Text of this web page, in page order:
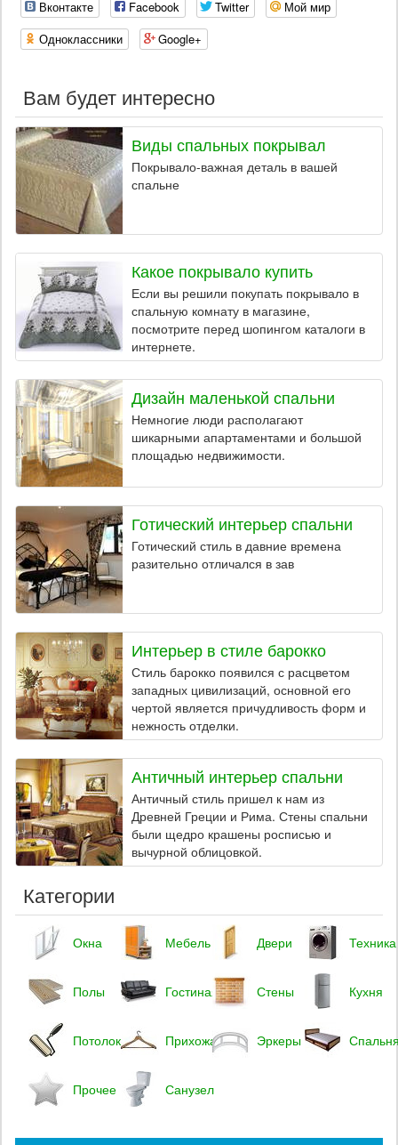
Вконтакте Facebook Twitter
Мой мир
Одноклассники
Google+
Вам будет интересно
Виды спальных покрывал
Покрывало-важная деталь в вашей
спальне
Какое покрывало купить
Если вы решили покупать покрывало в
спальную комнату в магазине,
посмотрите перед шопингом каталоги в
интернете.
Дизайн маленькой спальни
Немногие люди располагают
шикарными апартаментами и большой
площадью недвижимости.
Готический интерьер спальни
Готический стиль в давние времена
разительно отличался в зав
Интерьер в стиле барокко
Стиль барокко появился с расцветом
западных цивилизаций, основной его
чертой является причудливость форм и
нежность отделки.
Античный интерьер спальни
Античный стиль пришел к нам из
Древней Греции и Рима. Стены спальни
были щедро крашены росписью и
вычурной облицовкой.
Категории
Окна Мебель Двери Техника
Полы Гостиная Стены Кухня
Потолок Прихожая Эркеры
Прочее Санузел